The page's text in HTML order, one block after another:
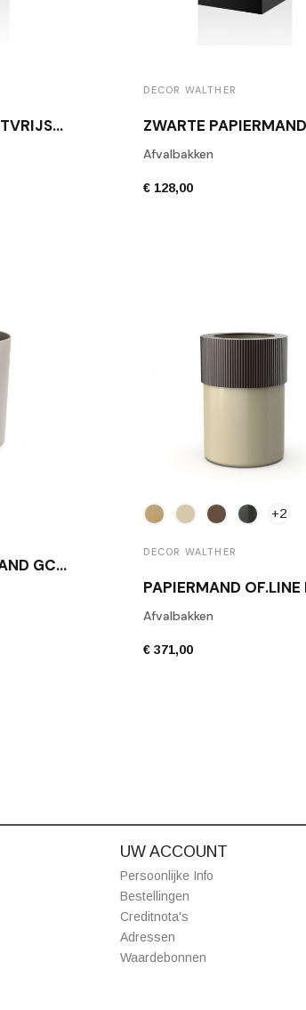
GEPOLIJSTE ROESTVRIJSTALEN PAPIERMAND DW112
DECOR WALTHER
Afvalbakken
€ 128,00
GRIJZE ZACHTE MAND GCO-MAG/C19
+2
DECOR WALTHER
PAPIERMAND OF.LINE
Afvalbakken
€ 371,00
UW ACCOUNT
Persoonlijke Info
Bestellingen
Creditnota's
Adressen
Waardebonnen